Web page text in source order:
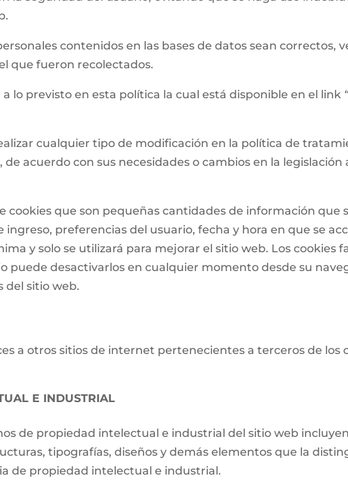
contenidos en las bases de datos sean correctos,
que fueron recolectados.
lo previsto en esta política la cual está disponible en el link
cualquier tipo de modificación en la política de
acuerdo con sus necesidades o cambios en la
cookies que son pequeñas cantidades de información que
preferencias del usuario, fecha y hora en que se
y solo se utilizará para mejorar el sitio web. Los cookies
puede desactivarlos en cualquier momento desde su
del sitio web.
a otros sitios de internet pertenecientes a terceros de los
E INDUSTRIAL
de propiedad intelectual e industrial del sitio web
tipografías, diseños y demás elementos que la
de propiedad intelectual e industrial.